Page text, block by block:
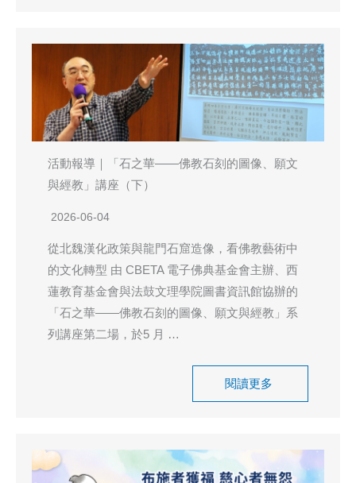
活動報導｜「石之華——佛教石刻的圖像、願文
與經教」講座（下）
2026-06-04
從北魏漢化政策與龍門石窟造像，看佛教藝術中
的文化轉型 由 CBETA 電子佛典基金會主辦、西
蓮教育基金會與法鼓文理學院圖書資訊館協辦的
「石之華——佛教石刻的圖像、願文與經教」系
列講座第二場，於5 月 …
閱讀更多